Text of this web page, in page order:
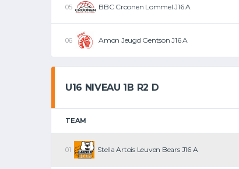
BBC Croonen Lommel J16 A
Amon Jeugd Gentson J16 A
U16 NIVEAU 1B R2 D
TEAM
Stella Artois Leuven Bears J16 A